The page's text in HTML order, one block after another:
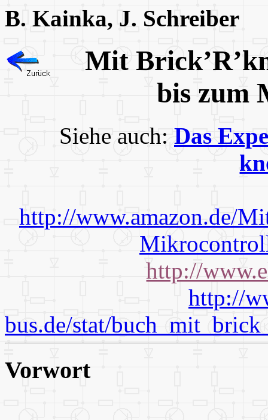
B. Kainka, J. Schreiber
Mit
bis
Siehe auch: Das
http://www.amazon.de/
http://
http://
bus.de/stat/
Vorwort